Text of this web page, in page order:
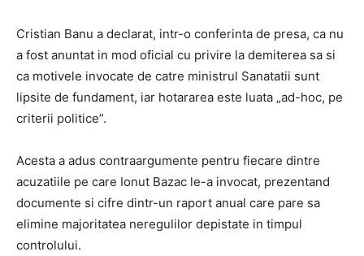
Cristian Banu a declarat, intr-o conferinta de presa, ca nu
a fost anuntat in mod oficial cu privire la demiterea sa si
ca motivele invocate de catre ministrul Sanatatii sunt
lipsite de fundament, iar hotararea este luata „ad-hoc, pe
criterii politice”.
Acesta a adus contraargumente pentru fiecare dintre
acuzatiile pe care Ionut Bazac le-a invocat, prezentand
documente si cifre dintr-un raport anual care pare sa
elimine majoritatea neregulilor depistate in timpul
controlului.